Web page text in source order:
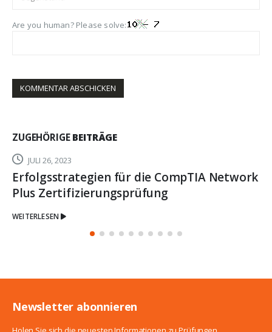
Are you human? Please solve:
ZUGEHÖRIGEBEITRÄGE
JULI 26, 2023
Erfolgsstrategien für die CompTIA Network
Plus Zertifizierungsprüfung
WEITERLESEN
Newsletter abonnieren